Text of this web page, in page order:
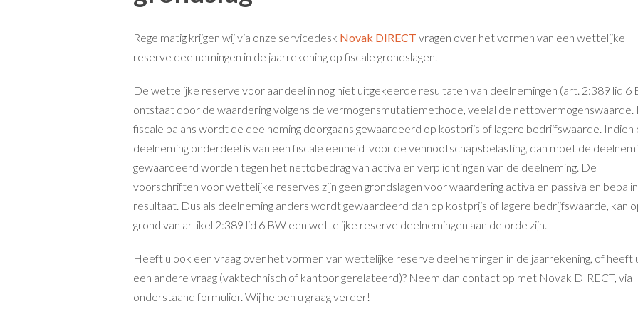
Regelmatig krijgen wij via onze servicedesk Novak DIRECT vragen over het vormen van een wettelijke
reserve deelnemingen in de jaarrekening op fiscale grondslagen.
De wettelijke reserve voor aandeel in nog niet uitgekeerde resultaten van deelnemingen (art. 2:389 lid 6
ontstaat door de waardering volgens de vermogensmutatiemethode, veelal de nettovermogenswaarde.
fiscale balans wordt de deelneming doorgaans gewaardeerd op kostprijs of lagere bedrijfswaarde. Indien
deelneming onderdeel is van een fiscale eenheid voor de vennootschapsbelasting, dan moet de
gewaardeerd worden tegen het nettobedrag van activa en verplichtingen van de deelneming. De
voorschriften voor wettelijke reserves zijn geen grondslagen voor waardering activa en passiva en
resultaat. Dus als deelneming anders wordt gewaardeerd dan op kostprijs of lagere bedrijfswaarde, kan
grond van artikel 2:389 lid 6 BW een wettelijke reserve deelnemingen aan de orde zijn.
Heeft u ook een vraag over het vormen van wettelijke reserve deelnemingen in de jaarrekening, of heeft
een andere vraag (vaktechnisch of kantoor gerelateerd)? Neem dan contact op met Novak DIRECT, via
onderstaand formulier. Wij helpen u graag verder!